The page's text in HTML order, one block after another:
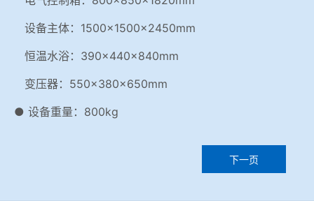
设备主体：1500×1500×2450mm
恒温水浴：390×440×840mm
变压器：550×380×650mm
● 设备重量：800kg
下一页